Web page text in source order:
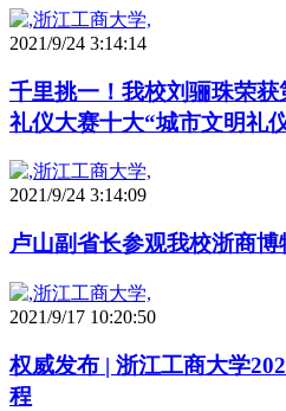
2021/9/24 3:14:14
千里挑一！我校刘骊珠荣获
礼仪大赛十大“城市文明礼
2021/9/24 3:14:09
卢山副省长参观我校浙商博
2021/9/17 10:20:50
权威发布 | 浙江工商大学
程